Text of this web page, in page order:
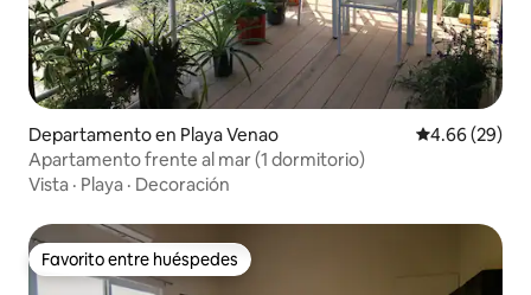
Departamento en Playa Venao Calificación
4.66 (29)
Apartamento frente al mar (1 dormitorio)
Vista · Playa · Decoración
Favorito entre huéspedes
Favorito entre huéspedes